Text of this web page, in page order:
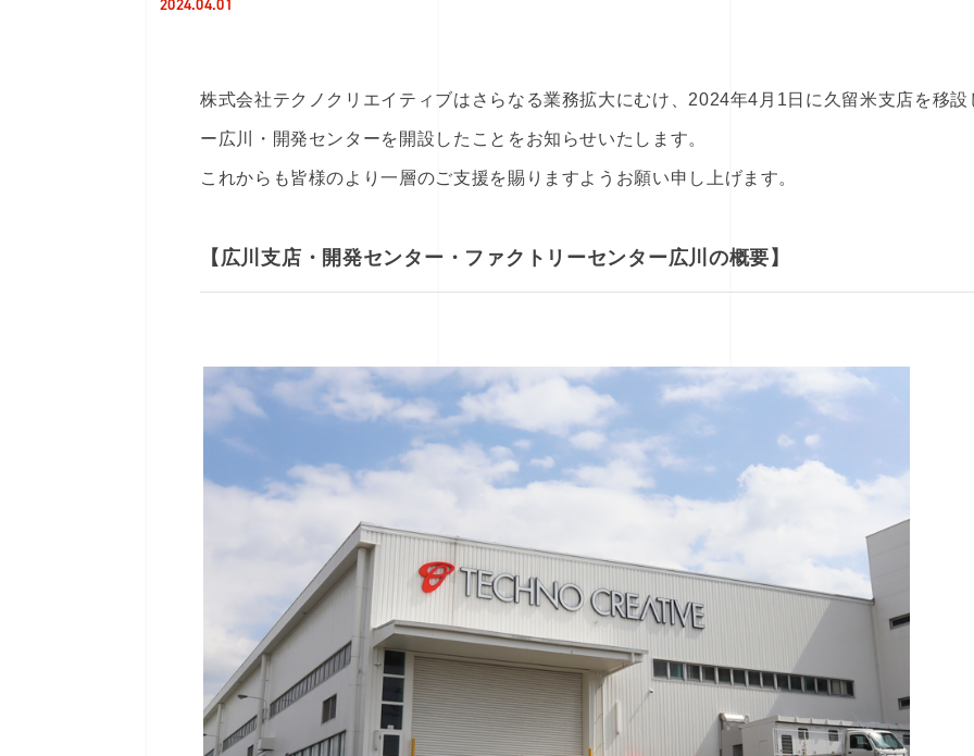
2024.04.01
株式会社テクノクリエイティブはさらなる業務拡大にむけ、2024年4月1日に久留米支店を移
ー広川・開発センターを開設したことをお知らせいたします。
これからも皆様のより一層のご支援を賜りますようお願い申し上げます。
【広川支店・開発センター ・ファクトリーセンター広川の概要 】